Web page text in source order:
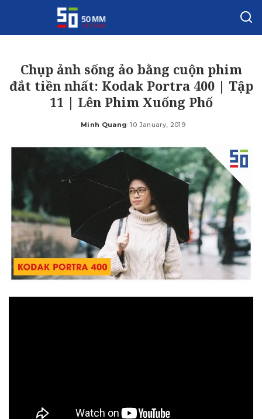
Chụp ảnh sống ảo bằng cuộn phim
đắt tiền nhất: Kodak Portra 400 | Tập
11 | Lên Phim Xuống Phố
Posted
Minh Quang 10 January, 2019